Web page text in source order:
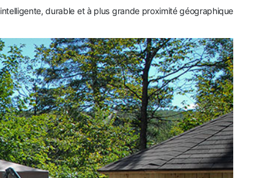
durable et à plus grande proximité géographique